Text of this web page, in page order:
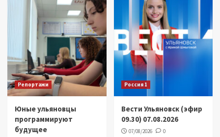
Репортажи
Юные ульяновцы
программируют
будущее
Россия 1
Вести Ульяновск (эфир
09.30) 07.08.2026
07/08/2026 0